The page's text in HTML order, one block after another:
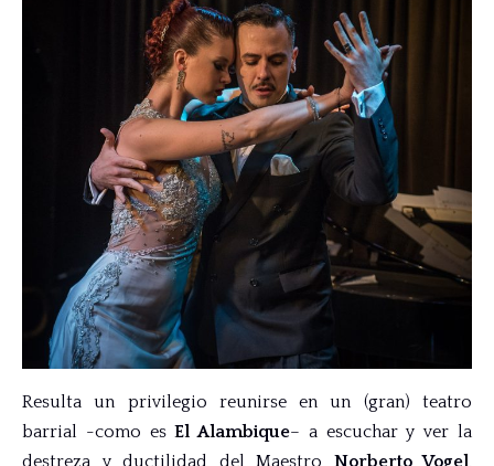
Resulta un privilegio reunirse en un (gran) teatro
barrial -como esEl Alambique– a escuchar y ver la
destreza y ductilidad del Maestro Norberto Vogel,